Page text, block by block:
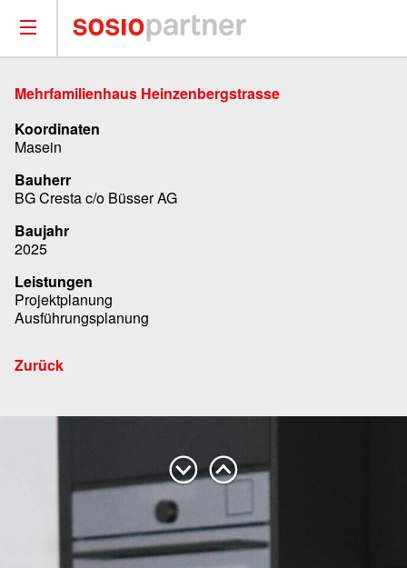
Mehrfamilienhaus Heinzenbergstrasse
Koordinaten
Masein
Bauherr
BG Cresta c/o Büsser AG
Baujahr
2025
Leistungen
Projektplanung
Ausführungsplanung
Zurück